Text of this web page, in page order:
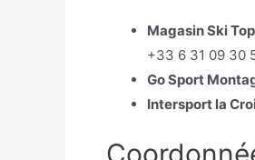
Magasin Ski
+33 6 31 09 30
Go Sport
Intersport la